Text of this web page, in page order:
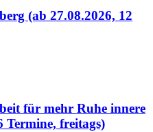
(ab 27.08.2026, 12
für mehr Ruhe innere
Termine, freitags)